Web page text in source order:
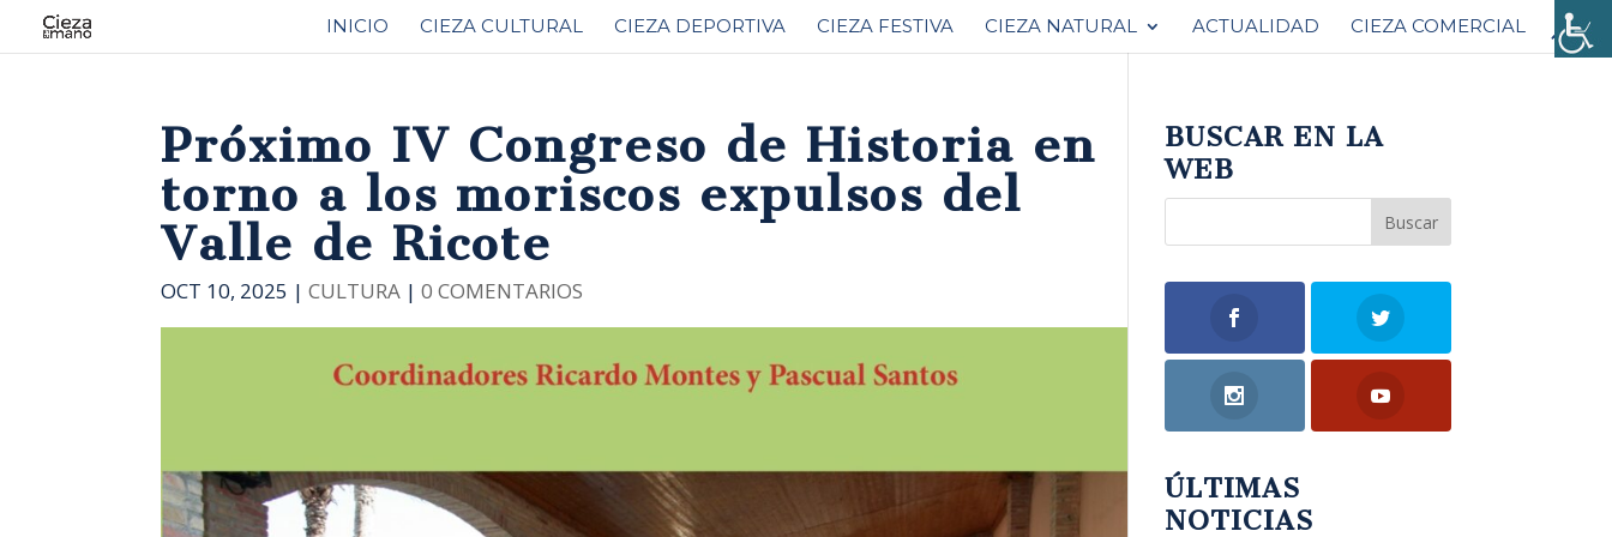
INICIO CIEZA CULTURAL CIEZA DEPORTIVA CIEZA FESTIVA CIEZA NATURAL ACTUALIDAD CIEZA COMERCIAL
Próximo IV Congreso de Historia en
torno a los moriscos expulsos del
Valle de Ricote
OCT 10, 2025 |CULTURA |0 COMENTARIOS
BUSCAR EN LA
WEB
ÚLTIMAS
NOTICIAS